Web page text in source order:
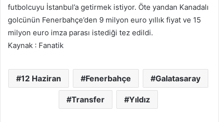
futbolcuyu İstanbul’a getirmek istiyor. Öte yandan Kanadalı
golcünün Fenerbahçe’den 9 milyon euro yıllık fiyat ve 15
milyon euro imza parası istediği tez edildi.
Kaynak : Fanatik
12 Haziran Fenerbahçe Galatasaray
Transfer Yıldız